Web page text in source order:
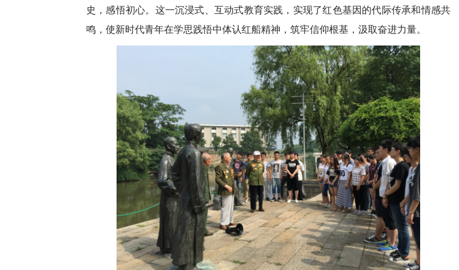
史，感悟初心。这一沉浸式、互动式教育实践，实现了红色基因的代际传承和情感共
鸣，使新时代青年在学思践悟中体认红船精神，筑牢信仰根基，汲取奋进力量。